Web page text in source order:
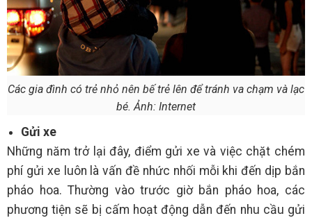
Các gia đình có trẻ nhỏ nên bế trẻ lên để tránh va chạm và lạc
bé. Ảnh: Internet
Gửi xe
Những năm trở lại đây, điểm gửi xe và việc chặt chém
phí gửi xe luôn là vấn đề nhức nhối mỗi khi đến dịp bắn
pháo hoa. Thường vào trước giờ bắn pháo hoa, các
phương tiện sẽ bị cấm hoạt động dẫn đến nhu cầu gửi